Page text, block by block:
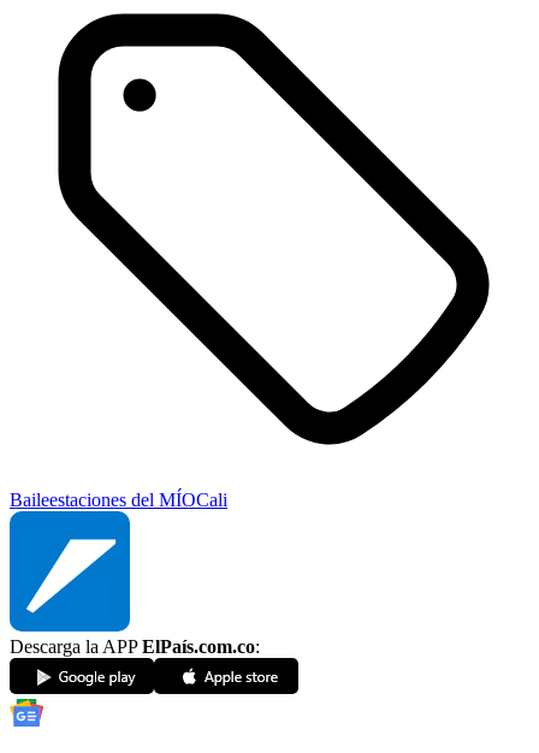
Baileestaciones del MÍOCali
Descarga la APPElPaís.com.co: